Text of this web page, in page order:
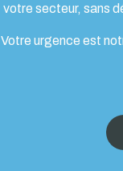
votre secteur, sans
Votre urgence est